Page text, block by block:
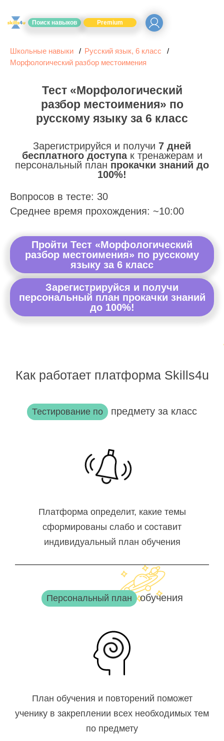
Поиск навыков Premium
Школьные навыки
Русский язык, 6 класс
Морфологический разбор местоимения
Тест «Морфологический
разбор местоимения» по
русскому языку за 6 класс
Зарегистрируйся и получи 7 дней
бесплатного доступак тренажерам и
персональный план прокачки знаний до
100%!
Вопросов в тесте: 30
Среднее время прохождения: ~10:00
Пройти Тест «Морфологический
разбор местоимения» по русскому
языку за 6 класс
Зарегистрируйся и получи
персональный план прокачки знаний
до 100%!
Как работает платформа Skills4u
Тестирование по предмету за класс
Платформа определит, какие темы
сформированы слабо и составит
индивидуальный план обучения
Персональный план обучения
План обучения и повторений поможет
ученику в закреплении всех необходимых тем
по предмету